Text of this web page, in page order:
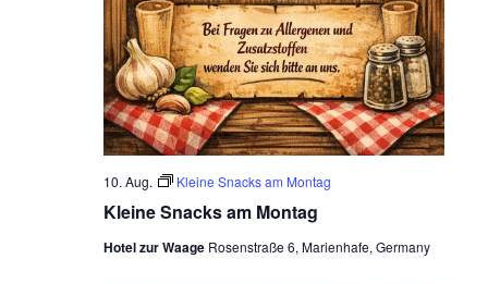
Kleine Snacks am Montag
10. Aug. Kleine Snacks am Montag
Hotel zur Waage Rosenstraße 6, Marienhafe, Germany